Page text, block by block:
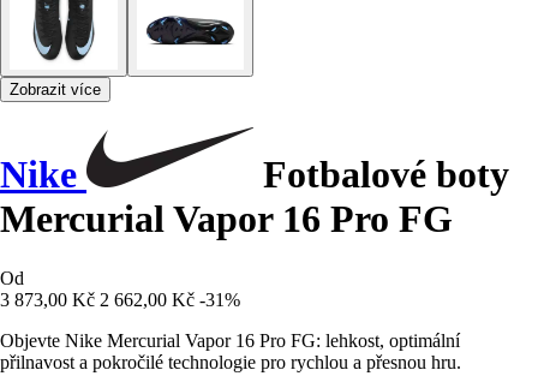
Zobrazit více
Nike
Fotbalové boty
Mercurial Vapor 16 Pro FG
Od
3 873,00 Kč 2 662,00 Kč -31%
Objevte Nike Mercurial Vapor 16 Pro FG: lehkost, optimální
přilnavost a pokročilé technologie pro rychlou a přesnou hru.